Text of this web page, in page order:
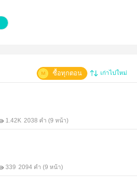
เก่าไปใหม่
ซื้อทุกตอน
1.42K 2038 คำ (9 หน้า)
339 2094 คำ (9 หน้า)